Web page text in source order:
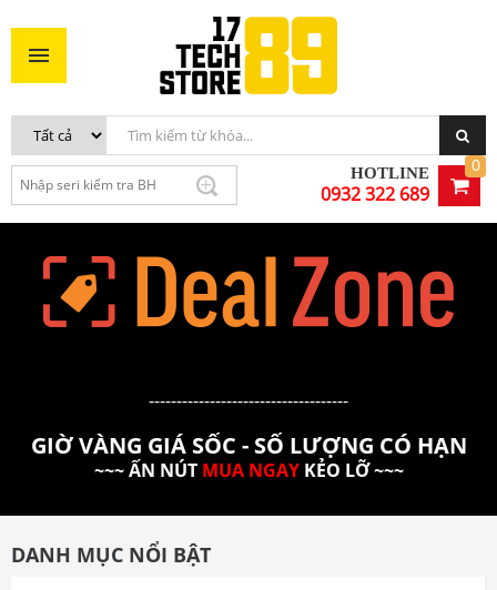
HOTLINE
0932 322 689
0
------------------------------------
GIỜ VÀNG GIÁ SỐC - SỐ LƯỢNG CÓ HẠN
~~~ ẤN NÚT MUA NGAYKẺO LỠ ~~~
DANH MỤC NỔI BẬT